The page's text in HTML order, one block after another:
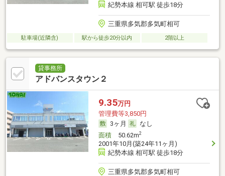
紀勢本線 相可駅 徒歩18分
三重県多気郡多気町相可
駐車場(近隣含) 駅から徒歩20分以内 2階以上
貸事務所
アドバンスタウン２
9.35万円
管理費等3,850円
3ヶ月
なし
面積50.62m2
2001年10月(築24年11ヶ月)
紀勢本線 相可駅 徒歩18分
三重県多気郡多気町相可